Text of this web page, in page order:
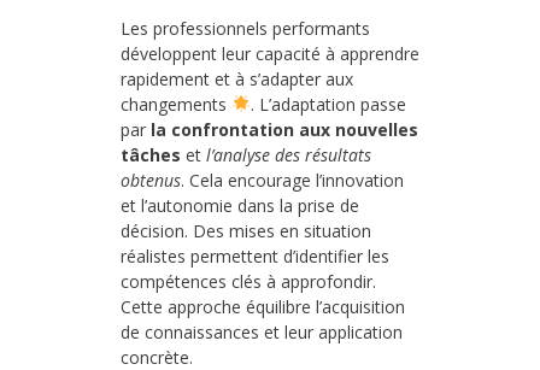
Les professionnels performants
développent leur capacité à apprendre
rapidement et à s’adapter aux
changements
. L’adaptation passe
par la confrontation aux nouvelles
tâches et l’analyse des résultats
obtenus. Cela encourage l’innovation
et l’autonomie dans la prise de
décision. Des mises en situation
réalistes permettent d’identifier les
compétences clés à approfondir.
Cette approche équilibre l’acquisition
de connaissances et leur application
concrète.